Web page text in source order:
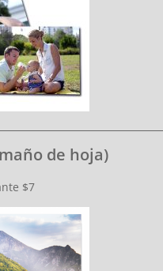
de hoja)
$7